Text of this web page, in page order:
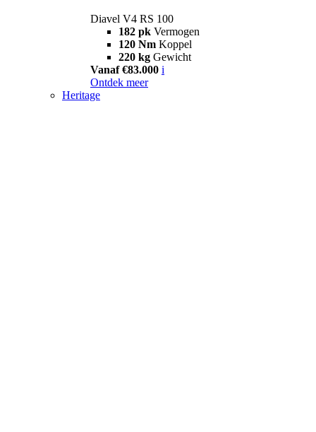
Diavel V4 RS 100
182 pk Vermogen
120 Nm Koppel
220 kg Gewicht
Vanaf €83.000 i
Ontdek meer
Heritage